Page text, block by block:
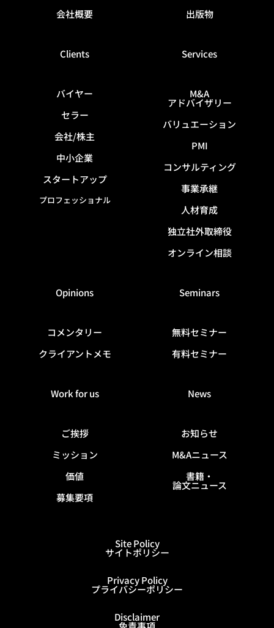
会社概要
出版物
Clients
バイヤー
セラー
会社/株主
中小企業
スタートアップ
プロフェッショナル
Services
M&A
アドバイザリー
バリュエーション
PMI
コンサルティング
事業承継
人材育成
独立社外取締役
オンライン相談
Opinions
コメンタリー
クライアントメモ
Seminars
無料セミナー
有料セミナー
Work for us
ご挨拶
ミッション
価値
募集要項
News
お知らせ
M&Aニュース
書籍・
論文ニュース
Site Policy
サイトポリシー
Privacy Policy
プライバシーポリシー
Disclaimer